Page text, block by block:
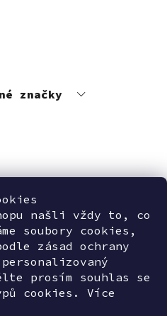
našli vždy to, co
soubory cookies,
zásad ochrany
prosím souhlas se
cookies. Více
značky